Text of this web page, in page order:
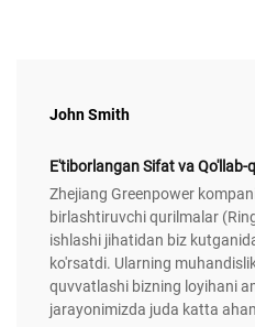
John Smith
E'tiborlangan Sifat va Qo'llab-
Zhejiang Greenpower
birlashtiruvchi qurilmalar
ishlashi jihatidan biz
ko'rsatdi. Ularning
quvvatlashi bizning loyihani
jarayonimizda juda katta